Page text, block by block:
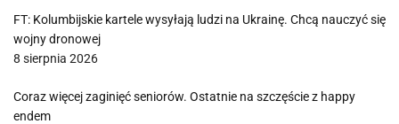
FT: Kolumbijskie kartele wysyłają ludzi na Ukrainę. Chcą nauczyć się
wojny dronowej
8 sierpnia 2026
Coraz więcej zaginięć seniorów. Ostatnie na szczęście z happy
endem